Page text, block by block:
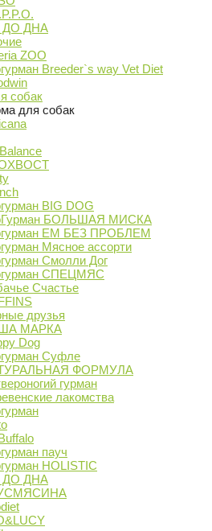
ДНА
ZOO
Breeder`s way Vet Diet
собак
для собак
BIG DOG
БОЛЬШАЯ МИСКА
ЕМ БЕЗ ПРОБЛЕМ
Мясное ассорти
Смолли Дог
СПЕЦМЯС
Счастье
друзья
МАРКА
Dog
Суфле
ФОРМУЛА
гурман
лакомства
пауч
HOLISTIC
ДНА